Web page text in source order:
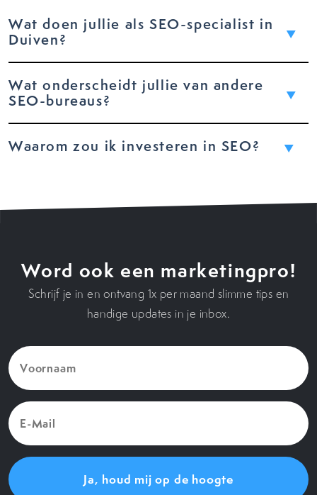
Wat doen jullie als SEO-specialist in
Duiven?
Wat onderscheidt jullie van andere
SEO-bureaus?
Waarom zou ik investeren in SEO?
Word ook een marketingpro!
Schrijf je in en ontvang 1x per maand slimme tips en
handige updates in je inbox.
Voornaam
(Vereist)
E-
Mail
(Vereist)